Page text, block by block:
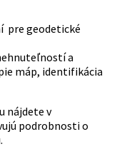
pre geodetické
a
máp, identifikácia
nájdete v
podrobnosti o